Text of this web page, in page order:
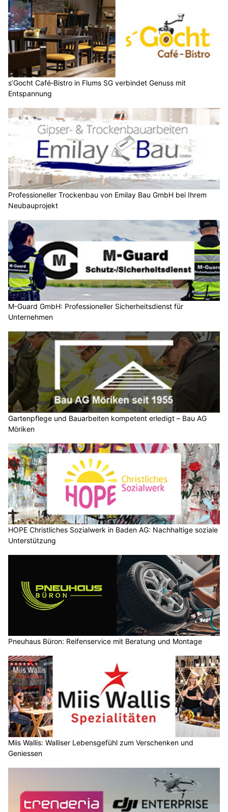
s’Gocht Café‑Bistro in Flums SG verbindet Genuss mit
Entspannung
Professioneller Trockenbau von Emilay Bau GmbH bei Ihrem
Neubauprojekt
M-Guard GmbH: Professioneller Sicherheitsdienst für
Unternehmen
Gartenpflege und Bauarbeiten kompetent erledigt – Bau AG
Möriken
HOPE Christliches Sozialwerk in Baden AG: Nachhaltige soziale
Unterstützung
Pneuhaus Büron: Reifenservice mit Beratung und Montage
Miis Wallis: Walliser Lebensgefühl zum Verschenken und
Geniessen